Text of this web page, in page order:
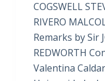
COGSWELL
RIVERO
Remarks by Sir
REDWORTH
Valentina